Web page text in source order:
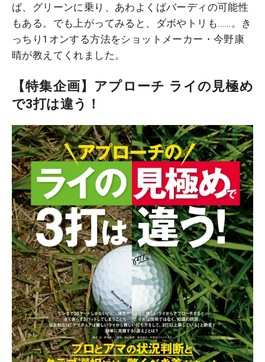
ば、グリーンに乗り、あわよくばバーディの可能性
もある。でも上がってみると、ダボやトリも……。き
っちり1オンする方法をショットメーカー・今野康
晴が教えてくれました。
【特集企画】アプローチ ライの見極め
で3打は違う！